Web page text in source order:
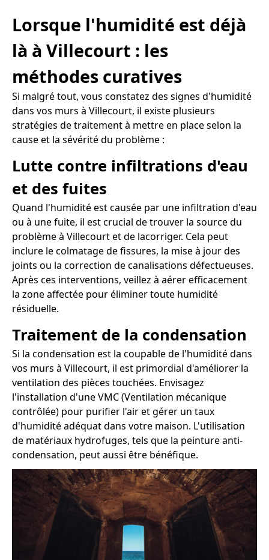
Lorsque l'humidité est déjà
là à Villecourt : les
méthodes curatives
Si malgré tout, vous constatez des signes d'humidité
dans vos murs à Villecourt, il existe plusieurs
stratégies de traitement à mettre en place selon la
cause et la sévérité du problème :
Lutte contre infiltrations d'eau
et des fuites
Quand l'humidité est causée par une infiltration d'eau
ou à une fuite, il est crucial de trouver la source du
problème à Villecourt et de lacorriger. Cela peut
inclure le colmatage de fissures, la mise à jour des
joints ou la correction de canalisations défectueuses.
Après ces interventions, veillez à aérer efficacement
la zone affectée pour éliminer toute humidité
résiduelle.
Traitement de la condensation
Si la condensation est la coupable de l'humidité dans
vos murs à Villecourt, il est primordial d'améliorer la
ventilation des pièces touchées. Envisagez
l'installation d'une VMC (Ventilation mécanique
contrôlée) pour purifier l'air et gérer un taux
d'humidité adéquat dans votre maison. L'utilisation
de matériaux hydrofuges, tels que la peinture anti-
condensation, peut aussi être bénéfique.